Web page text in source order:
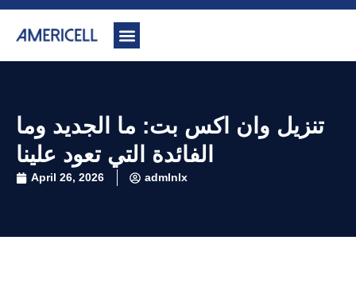
تنزيل وان اكس بت: ما الجديد وما
الفائدة التي تعود علينا
April 26, 2026 admlnlx